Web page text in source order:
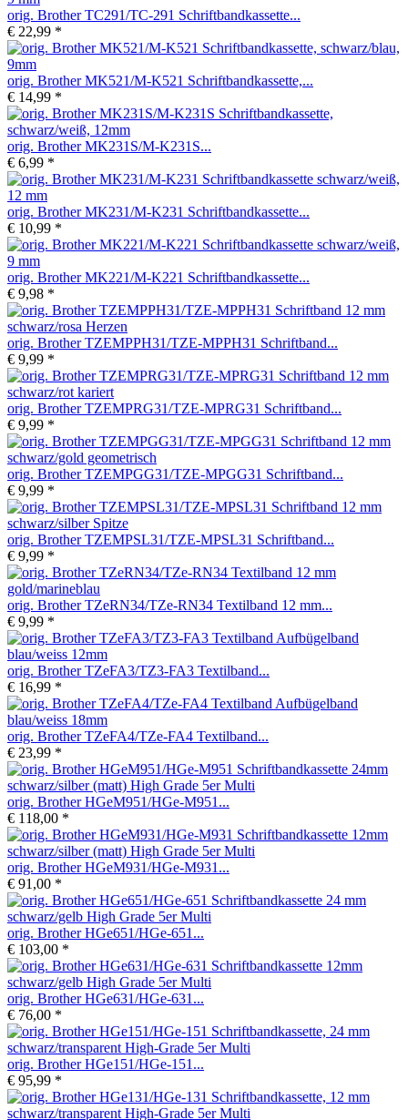
orig. Brother TC291/TC-291 Schriftbandkassette...
€ 22,99 *
orig. Brother MK521/M-K521 Schriftbandkassette,...
€ 14,99 *
orig. Brother MK231S/M-K231S...
€ 6,99 *
orig. Brother MK231/M-K231 Schriftbandkassette...
€ 10,99 *
orig. Brother MK221/M-K221 Schriftbandkassette...
€ 9,98 *
orig. Brother TZEMPPH31/TZE-MPPH31 Schriftband...
€ 9,99 *
orig. Brother TZEMPRG31/TZE-MPRG31 Schriftband...
€ 9,99 *
orig. Brother TZEMPGG31/TZE-MPGG31 Schriftband...
€ 9,99 *
orig. Brother TZEMPSL31/TZE-MPSL31 Schriftband...
€ 9,99 *
orig. Brother TZeRN34/TZe-RN34 Textilband 12 mm...
€ 9,99 *
orig. Brother TZeFA3/TZ3-FA3 Textilband...
€ 16,99 *
orig. Brother TZeFA4/TZe-FA4 Textilband...
€ 23,99 *
orig. Brother HGeM951/HGe-M951...
€ 118,00 *
orig. Brother HGeM931/HGe-M931...
€ 91,00 *
orig. Brother HGe651/HGe-651...
€ 103,00 *
orig. Brother HGe631/HGe-631...
€ 76,00 *
orig. Brother HGe151/HGe-151...
€ 95,99 *